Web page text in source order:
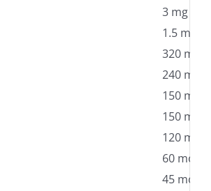
3 mg
1.5 mg
320 mcg
240 mcg
150 mcg
150 mcg
120 mcg
60 mcg
45 mcg